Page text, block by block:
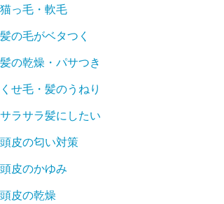
猫っ毛・軟毛
髪の毛がベタつく
髪の乾燥・パサつき
くせ毛・髪のうねり
サラサラ髪にしたい
頭皮の匂い対策
頭皮のかゆみ
頭皮の乾燥